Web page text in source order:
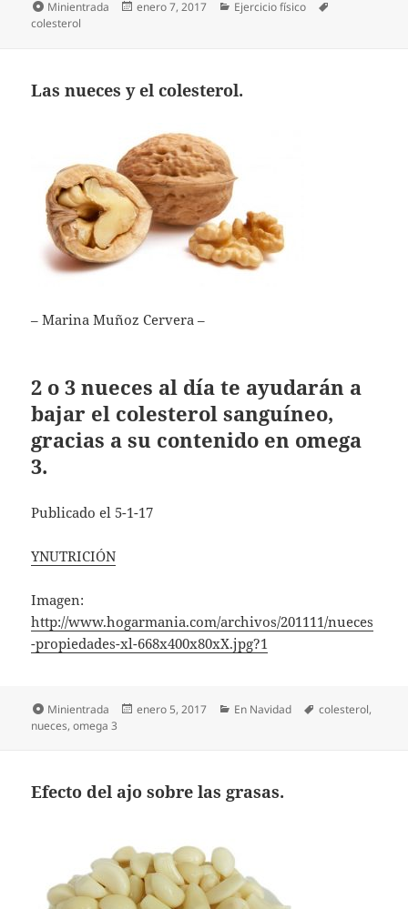
Formato
Minientrada
Publicado
enero 7, 2017 Categorías
Ejercicio físico
colesterol
Las nueces y el colesterol.
– Marina Muñoz Cervera –
2 o 3 nueces al día te ayudarán a
bajar el colesterol sanguíneo,
gracias a su contenido en omega
3.
Publicado el 5-1-17
YNUTRICIÓN
Imagen:
http://www.hogarmania.com/archivos/201111/nueces
-propiedades-xl-668x400x80xX.jpg?1
Formato
Minientrada
Publicado
enero 5, 2017 Categorías
En Navidad Etiquetas
colesterol,
nueces,omega 3
Efecto del ajo sobre las grasas.